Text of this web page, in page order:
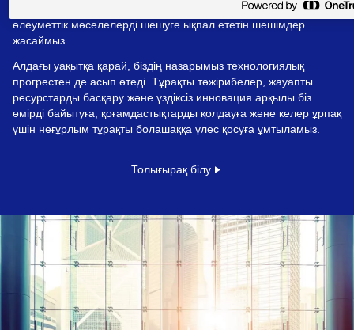
тұтынушыларға құндылық ұсынатын әрі экологиялық және
әлеуметтік мәселелерді шешуге ықпал ететін шешімдер
жасаймыз.
Алдағы уақытқа қарай, біздің назарымыз технологиялық
прогрестен де асып өтеді. Тұрақты тәжірибелер, жауапты
ресурстарды басқару және үздіксіз инновация арқылы біз
өмірді байытуға, қоғамдастықтарды қолдауға және келер ұрпақ
үшін неғұрлым тұрақты болашаққа үлес қосуға ұмтыламыз.
Толығырақ білу